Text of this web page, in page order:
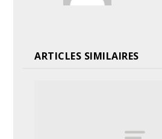
ARTICLES SIMILAIRES